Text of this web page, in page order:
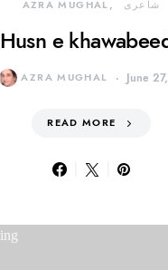
AZRA MUGHAL شاعری
Husn e
AZRA MUGHAL June
READ MORE